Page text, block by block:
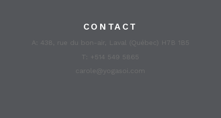
CONTACT
A: 438, rue du bon-air, Laval (Québec) H7B 1B5
T:
+514 549 5865
carole@yogasoi.com